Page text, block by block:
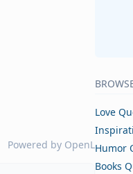
Powered by OpenL
Love
Humor
Books